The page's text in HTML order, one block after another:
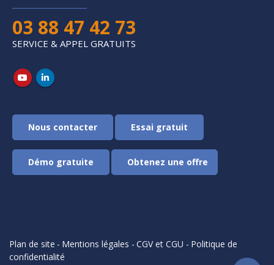
03 88 47 42 73
SERVICE & APPEL GRATUITS
Démo gratuite
Plan de site - Mentions légales - CGV et CGU - Politique de
confidentialité